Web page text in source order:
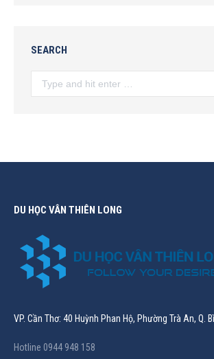
SEARCH
DU HỌC VÂN THIÊN LONG
VP. Cần Thơ: 40 Huỳnh Phan Hộ, Phường Trà An, Q.
Hotline 0944 948 158